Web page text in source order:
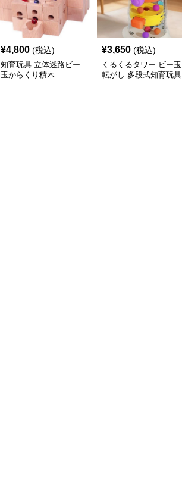
¥4,800 (税込)
知育玩具 立体迷路ビー
玉からくり積木
¥3,650 (税込)
くるくるタワー ビー玉
転がし 多段式知育玩具